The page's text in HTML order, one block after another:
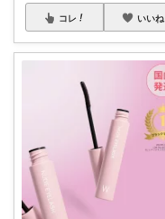
コレ いいね